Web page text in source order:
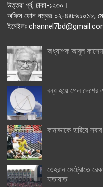
উত্তরা পূর্ব, ঢাকা-১২৩০।
অফিস ফোন নম্বরঃ ০২-৪৪৮৯১০১৮,
ইমেইলঃ
অধ্যাপক আবুল
বন্ধ হয়ে গেল দেশের
কানাডাকে হারিয়ে
তেহরান মেট্রোতে
যাতায়াত